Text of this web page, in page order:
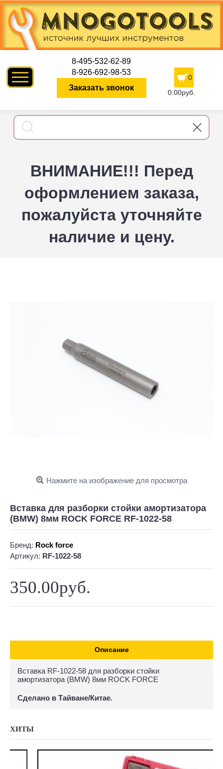
8-495-532-62-89
8-926-692-98-53
Заказать звонок
0
0.00руб.
ВНИМАНИЕ!!! Перед
оформлением заказа,
пожалуйста уточняйте
наличие и цену.
Нажмите на изображение для просмотра
Вставка для разборки стойки амортизатора
(BMW) 8мм ROCK FORCE RF-1022-58
Бренд: Rock force
Артикул: RF-1022-58
350.00руб.
Описание
Вставка RF-1022-58 для разборки стойки
амортизатора (BMW) 8мм ROCK FORCE
Сделано в Тайване/Китае.
ХИТЫ